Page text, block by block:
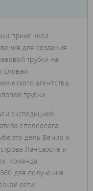
применила
для создания
трубки на
словам
агентства,
трубки.
экспедицией
спелеолога
дель Вечио и
Лансароте и
Команда
для получения
сети